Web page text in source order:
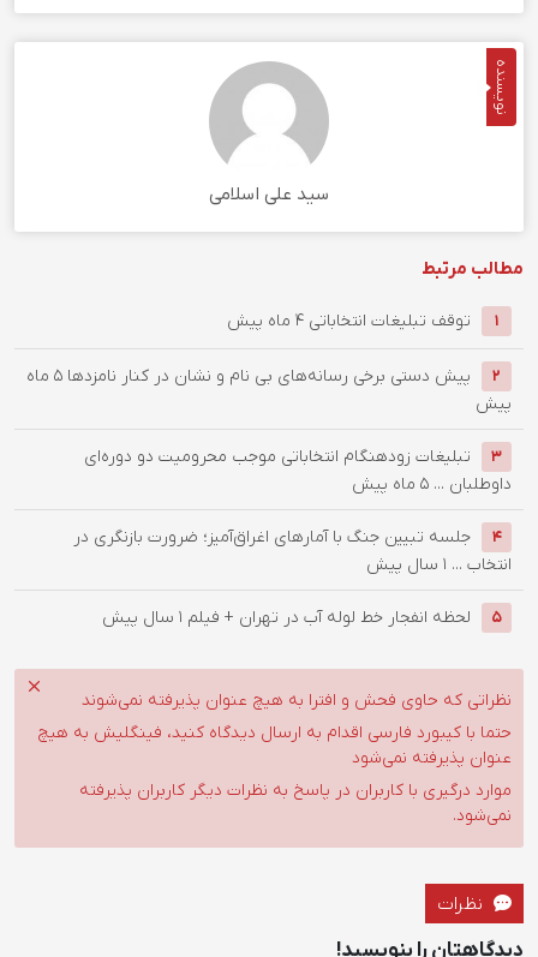
نویسنده
سید علی اسلامی
مطالب مرتبط
1 توقف تبلیغات انتخاباتی 4 ماه پیش
2 پیش دستی برخی رسانه‌های بی نام و نشان در کنار نامزدها
5 ماه
پیش
3
تبلیغات زودهنگام انتخاباتی موجب محرومیت دو دوره‌ای
داوطلبان ... 5 ماه پیش
4
جلسه تبیین جنگ با آمارهای اغراق‌آمیز؛ ضرورت بازنگری در
انتخاب ... 1 سال پیش
5 لحظه انفجار خط لوله آب در تهران + فیلم 1 سال پیش
نظراتی که حاوی فحش و افترا به هیچ عنوان پذیرفته نمی‌شوند
حتما با کیبورد فارسی اقدام به ارسال دیدگاه کنید، فینگلیش به هیچ
عنوان پذیرفته نمی‌شود
موارد درگیری با کاربران در پاسخ به نظرات دیگر کاربران پذیرفته
نمی‌شود.
نظرات
دیدگاهتان را بنویسید!